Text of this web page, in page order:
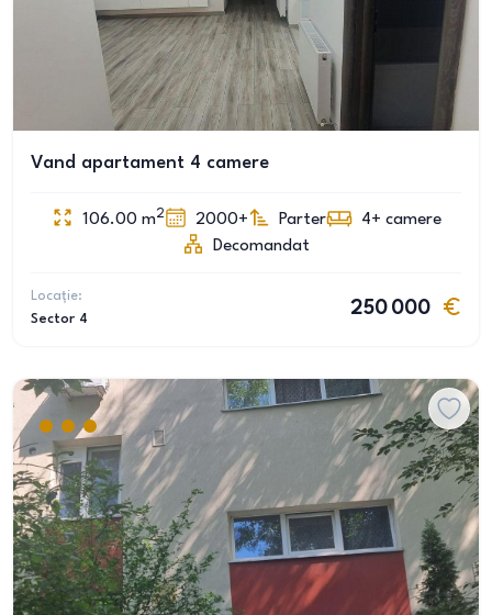
Vand apartament 4 camere
106.00 m2 2000+ Parter 4+ camere
Decomandat
Locație:
Sector 4
250 000